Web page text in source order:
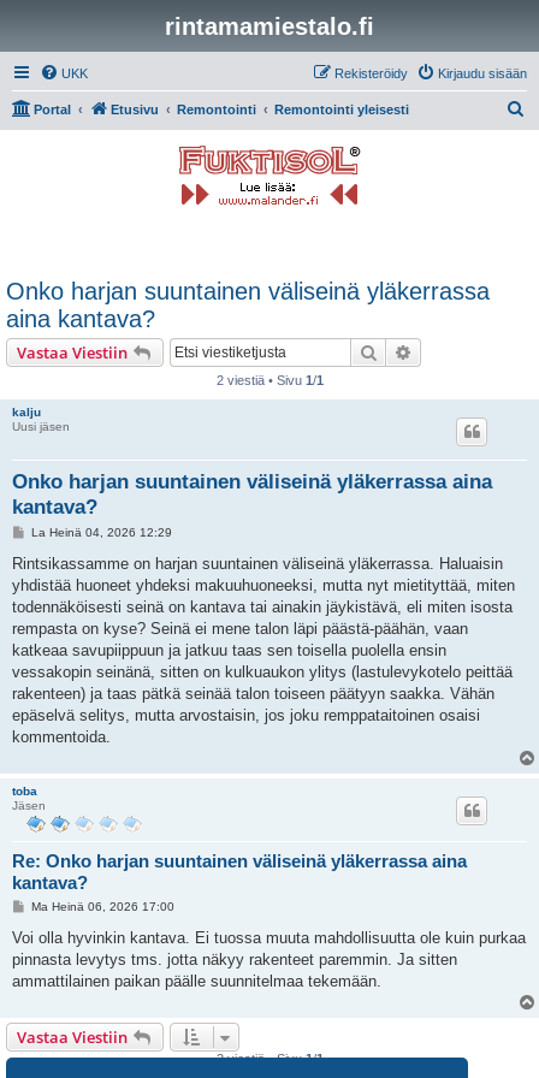
rintamamiestalo.fi
UKK Kirjaudu sisään
Rekisteröidy
Portal Etusivu Remontointi Remontointi yleisesti
Onko harjan suuntainen väliseinä yläkerrassa
aina kantava?
Vastaa Viestiin Etsi
2 viestiä • Sivu 1/1
kalju
Uusi jäsen
Onko harjan suuntainen väliseinä yläkerrassa aina
kantava?
V
e
t
i
La Heinä 04, 2026 12:29
Rintsikassamme on harjan suuntainen väliseinä yläkerrassa. Haluaisin
yhdistää huoneet yhdeksi makuuhuoneeksi, mutta nyt mietityttää, miten
todennäköisesti seinä on kantava tai ainakin jäykistävä, eli miten isosta
rempasta on kyse? Seinä ei mene talon läpi päästä-päähän, vaan
katkeaa savupiippuun ja jatkuu taas sen toisella puolella ensin
vessakopin seinänä, sitten on kulkuaukon ylitys (lastulevykotelo peittää
rakenteen) ja taas pätkä seinää talon toiseen päätyyn saakka. Vähän
epäselvä selitys, mutta arvostaisin, jos joku remppataitoinen osaisi
kommentoida.
toba
Jäsen
Re: Onko harjan suuntainen väliseinä yläkerrassa aina
kantava?
V
e
t
i
Ma Heinä 06, 2026 17:00
Voi olla hyvinkin kantava. Ei tuossa muuta mahdollisuutta ole kuin purkaa
pinnasta levytys tms. jotta näkyy rakenteet paremmin. Ja sitten
ammattilainen paikan päälle suunnitelmaa tekemään.
Vastaa Viestiin
2 viestiä • Sivu1/1